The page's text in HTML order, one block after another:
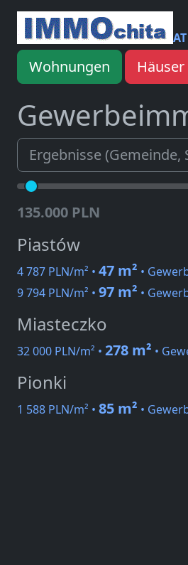
AT
Wohnungen Häuser
135.000 PLN
Piastów
4 787 PLN/m² • 47 m² •
9 794 PLN/m² • 97 m² •
Miasteczko
32 000 PLN/m² • 278 m² •
Pionki
1 588 PLN/m² • 85 m² •